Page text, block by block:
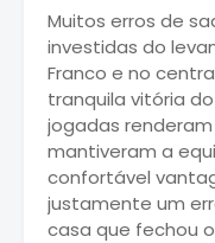
Muitos erros de
investidas do
Franco e no
tranquila vitória
jogadas
mantiveram a
confortável
justamente um
casa que fechou o